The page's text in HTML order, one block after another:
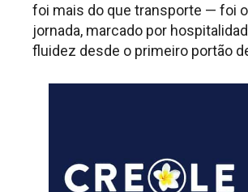
foi mais do que transporte — foi
jornada, marcado por
fluidez desde o primeiro portão